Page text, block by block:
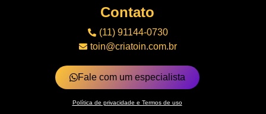
Contato
(11) 91144-0730
toin@criatoin.com.br
Fale com um especialista
Política de privacidade e Termos de uso